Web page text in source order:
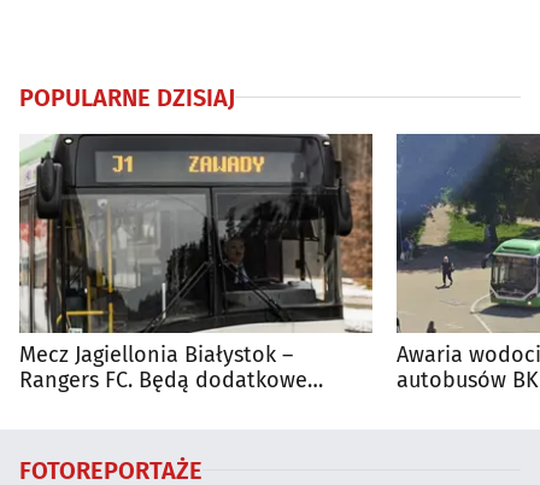
POPULARNE DZISIAJ
Mecz Jagiellonia Białystok –
Rangers FC. Będą dodatkowe
Awaria
autobusów
FOTOREPORTAŻE